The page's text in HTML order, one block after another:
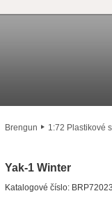
Brengun 1:72 Plastikové
Yak-1 Winter
Katalogové číslo: